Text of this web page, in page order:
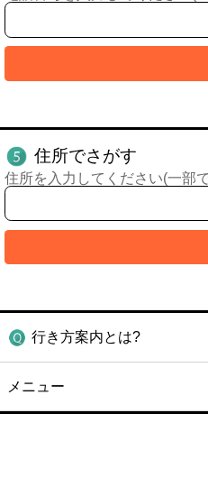
住所でさがす
住所を入力してください(一部
行き方案内とは?
メニュー